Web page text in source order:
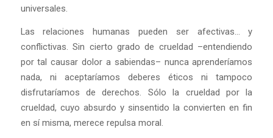
universales.
Las relaciones humanas pueden ser afectivas… y
conflictivas. Sin cierto grado de crueldad –entendiendo
por tal causar dolor a sabiendas– nunca aprenderíamos
nada, ni aceptaríamos deberes éticos ni tampoco
disfrutaríamos de derechos. Sólo la crueldad por la
crueldad, cuyo absurdo y sinsentido la convierten en fin
en sí misma, merece repulsa moral.